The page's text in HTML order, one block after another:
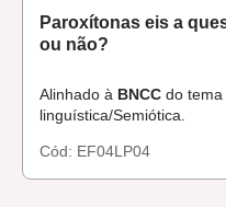
Paroxítonas eis a
ou não?
Alinhado à BNCC do tema
linguística/Semiótica.
Cód: EF04LP04